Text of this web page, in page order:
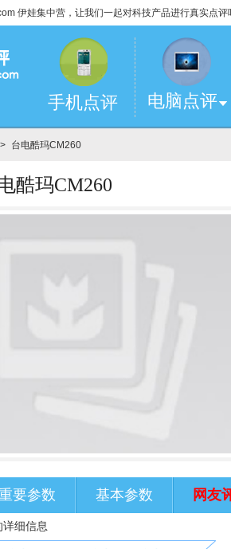
伊娃集中营，让我们一起对科技产品进行真实点评
手机点评 电脑点评
台电酷玛CM260
酷玛CM260
要参数 基本参数 网友
详细信息